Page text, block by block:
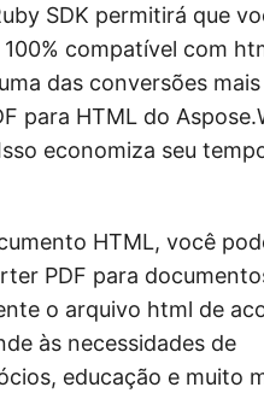
SDK permitirá que
compatível com
das conversões
para HTML do
economiza seu
HTML, você
PDF para
o arquivo html de
às necessidades de
educação e muito